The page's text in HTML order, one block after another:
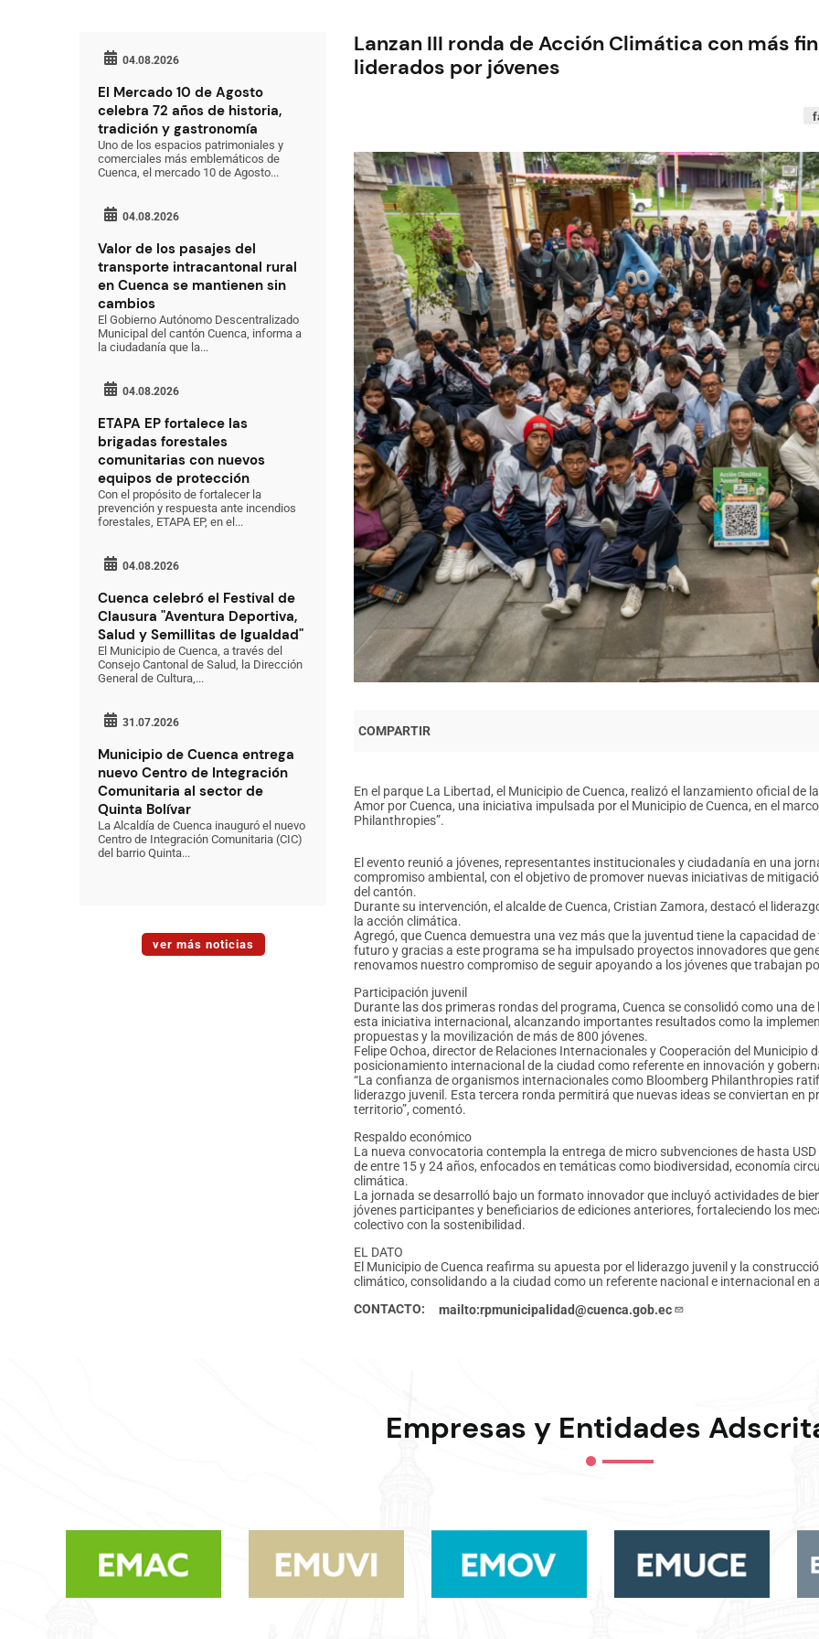
Lanzan III ronda de Acción Climática con más
liderados por jóvenes
En el parque La Libertad, el Municipio de Cuenca, realizó el lanzamiento oficial
Amor por Cuenca, una iniciativa impulsada por el Municipio de Cuenca, en el
Philanthropies”.
El evento reunió a jóvenes, representantes institucionales y ciudadanía en una
compromiso ambiental, con el objetivo de promover nuevas iniciativas de
del cantón.
Durante su intervención, el alcalde de Cuenca, Cristian Zamora, destacó el
la acción climática.
Agregó, que Cuenca demuestra una vez más que la juventud tiene la capacidad
futuro y gracias a este programa se ha impulsado proyectos innovadores que
renovamos nuestro compromiso de seguir apoyando a los jóvenes que trabajan
Participación juvenil
Durante las dos primeras rondas del programa, Cuenca se consolidó como una
esta iniciativa internacional, alcanzando importantes resultados como la
propuestas y la movilización de más de 800 jóvenes.
Felipe Ochoa, director de Relaciones Internacionales y Cooperación del Municipio
posicionamiento internacional de la ciudad como referente en innovación y
“La confianza de organismos internacionales como Bloomberg Philanthropies
liderazgo juvenil. Esta tercera ronda permitirá que nuevas ideas se conviertan en
territorio”, comentó.
Respaldo económico
La nueva convocatoria contempla la entrega de micro subvenciones de hasta
de entre 15 y 24 años, enfocados en temáticas como biodiversidad, economía
climática.
La jornada se desarrolló bajo un formato innovador que incluyó actividades de
jóvenes participantes y beneficiarios de ediciones anteriores, fortaleciendo los
colectivo con la sostenibilidad.
EL DATO
El Municipio de Cuenca reafirma su apuesta por el liderazgo juvenil y la
climático, consolidando a la ciudad como un referente nacional e internacional
CONTACTO
mailto:rpmunicipalidad@cuenca.gob.ec
04.08.2026
El Mercado 10 de Agosto
celebra 72 años de historia,
tradición y gastronomía
Uno de los espacios patrimoniales y
comerciales más emblemáticos de
Cuenca, el mercado 10 de Agosto...
04.08.2026
Valor de los pasajes del
transporte intracantonal rural
en Cuenca se mantienen sin
cambios
El Gobierno Autónomo Descentralizado
Municipal del cantón Cuenca, informa a
la ciudadanía que la...
04.08.2026
ETAPA EP fortalece las
brigadas forestales
comunitarias con nuevos
equipos de protección
Con el propósito de fortalecer la
prevención y respuesta ante incendios
forestales, ETAPA EP, en el...
04.08.2026
Cuenca celebró el Festival de
Clausura "Aventura Deportiva,
Salud y Semillitas de Igualdad"
El Municipio de Cuenca, a través del
Consejo Cantonal de Salud, la Dirección
General de Cultura,...
31.07.2026
Municipio de Cuenca entrega
nuevo Centro de Integración
Comunitaria al sector de
Quinta Bolívar
La Alcaldía de Cuenca inauguró el nuevo
Centro de Integración Comunitaria (CIC)
del barrio Quinta...
ver más noticias
Empresas y Entidades